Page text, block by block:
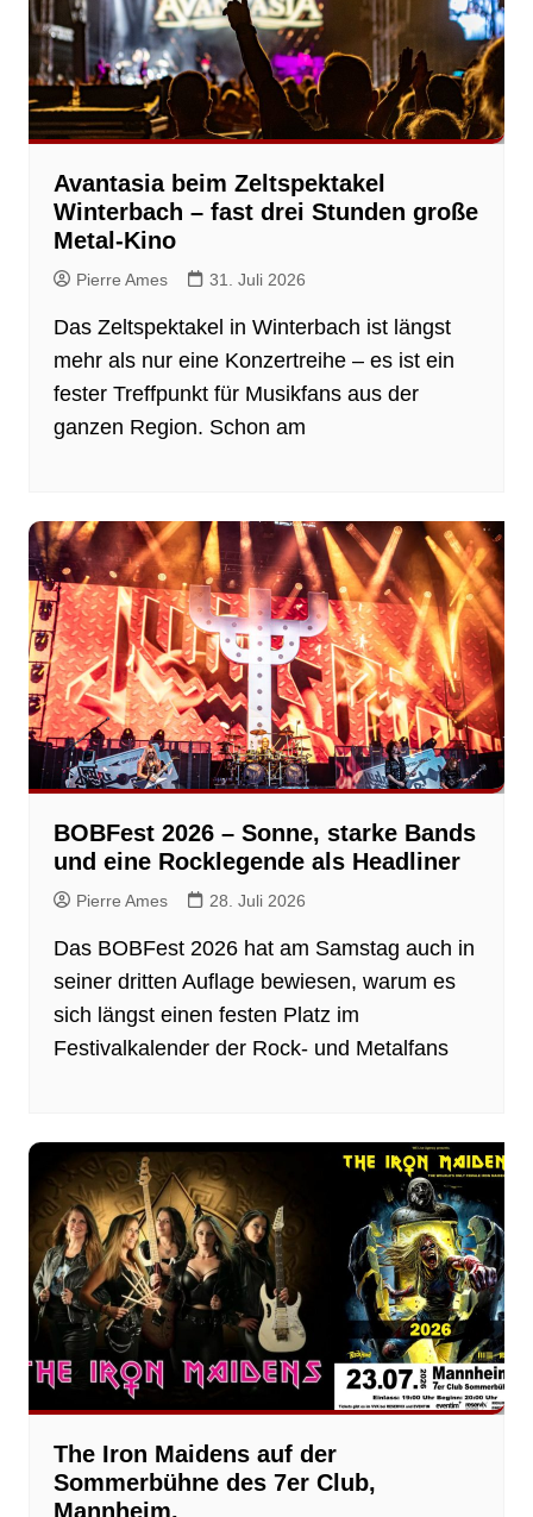
Avantasia beim Zeltspektakel
Winterbach – fast drei Stunden große
Metal-Kino
Pierre Ames 31. Juli 2026
Das Zeltspektakel in Winterbach ist längst
mehr als nur eine Konzertreihe – es ist ein
fester Treffpunkt für Musikfans aus der
ganzen Region. Schon am
BOBFest 2026 – Sonne, starke Bands
und eine Rocklegende als Headliner
Pierre Ames 28. Juli 2026
Das BOBFest 2026 hat am Samstag auch in
seiner dritten Auflage bewiesen, warum es
sich längst einen festen Platz im
Festivalkalender der Rock- und Metalfans
The Iron Maidens auf der
Sommerbühne des 7er Club,
Mannheim.